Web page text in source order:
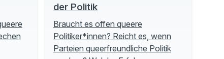
der Politik
Braucht es offen queere
Politiker*innen? Reicht es, wenn
Parteien queerfreundliche Politik